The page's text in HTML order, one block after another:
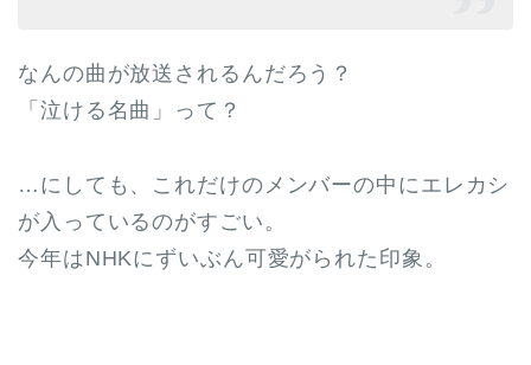
なんの曲が放送されるんだろう？
「泣ける名曲」って？
…にしても、これだけのメンバーの中にエレカシ
が入っているのがすごい。
今年はNHKにずいぶん可愛がられた印象。